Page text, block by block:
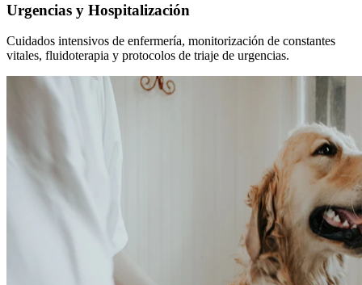
Urgencias y Hospitalización
Cuidados intensivos de enfermería, monitorización de constantes
vitales, fluidoterapia y protocolos de triaje de urgencias.